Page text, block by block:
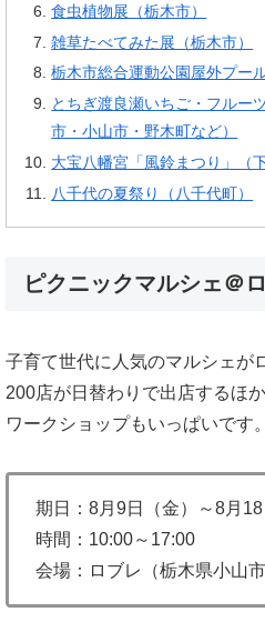
食虫植物展（栃木市）
雑草たべてみた展（栃木市）
栃木市総合運動公園屋外プー
とちぎ渡良瀬いちご・フルー
市・小山市・野木町など）
大宝八幡宮「風鈴まつり」（
八千代の夏祭り（八千代町）
ピクニックマルシェ＠
子育て世代に人気のマルシェが
200店が日替わりで出店するほ
ワークショップもいっぱいです。
期日：8月9日（金）～8月18
時間：10:00～17:00
会場：ロブレ（栃木県小山市